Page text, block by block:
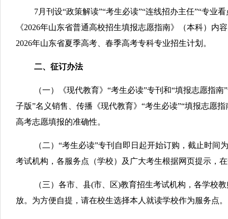
7月刊设“政策解读”“考生必读”“连线招办主任”“专
《2026年山东省普通高校招生填报志愿指南》（本科）
2026年山东省夏季高考、春季高考专科专业招生计划。
二、征订办法
（一）《现代教育》“考生必读”专刊和“填报志愿指
子版”名义销售、传播《现代教育》“考生必读”“填报志愿
高考志愿填报的准确性。
（二）“考生必读”专刊自即日起开始订购，截止时间
考试机构，各服务点（学校）及广大考生根据网页提示，
（三）各市、县(市、区)教育招生考试机构，各学校
放。为方便自提，请在校生选择本人就读学校作为服务点。